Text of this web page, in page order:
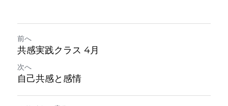
前へ
共感実践クラス 4月
次へ
自己共感と感情